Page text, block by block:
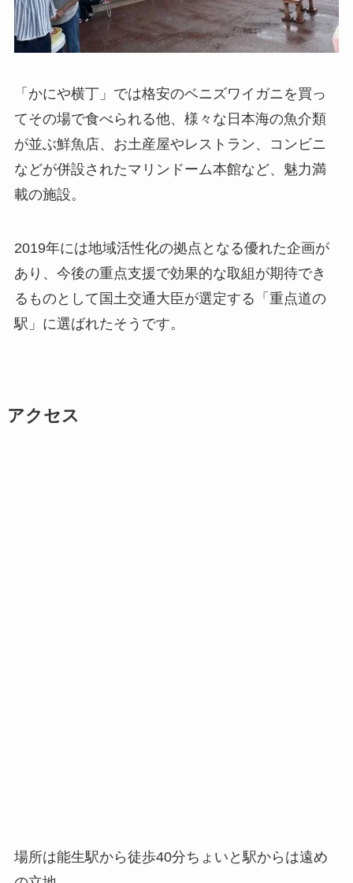
「かにや横丁」では格安のベニズワイガニを買っ
てその場で食べられる他、様々な日本海の魚介類
が並ぶ鮮魚店、お土産屋やレストラン、コンビニ
などが併設されたマリンドーム本館など、魅力満
載の施設。
2019年には地域活性化の拠点となる優れた企画が
あり、今後の重点支援で効果的な取組が期待でき
るものとして国土交通大臣が選定する「重点道の
駅」に選ばれたそうです。
アクセス
場所は能生駅から徒歩40分ちょいと駅からは遠め